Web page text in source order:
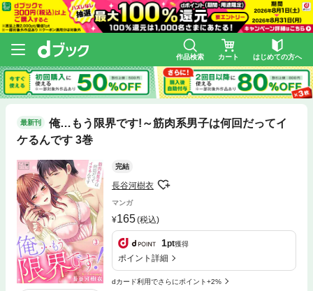
作品検索 カート はじめての方へ
最新刊
俺…もう限界です!～筋肉系男子は何回だってイ
ケるんです 3巻
完結
長谷河樹衣
マンガ
165(税込)
1pt獲得
ポイント詳細
dカード利用でさらにポイント+2%